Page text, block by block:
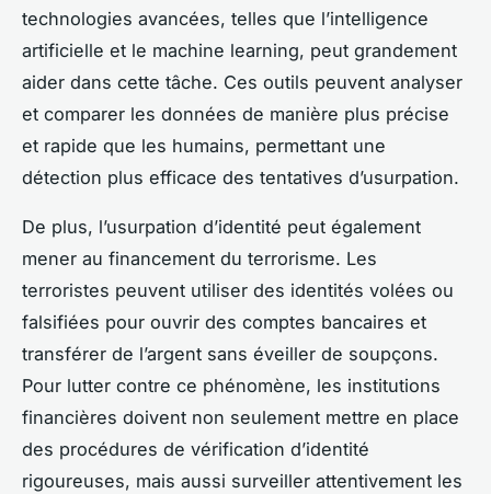
technologies avancées, telles que l’intelligence
artificielle et le machine learning, peut grandement
aider dans cette tâche. Ces outils peuvent analyser
et comparer les données de manière plus précise
et rapide que les humains, permettant une
détection plus efficace des tentatives d’usurpation.
De plus, l’usurpation d’identité peut également
mener au financement du terrorisme. Les
terroristes peuvent utiliser des identités volées ou
falsifiées pour ouvrir des comptes bancaires et
transférer de l’argent sans éveiller de soupçons.
Pour lutter contre ce phénomène, les institutions
financières doivent non seulement mettre en place
des procédures de vérification d’identité
rigoureuses, mais aussi surveiller attentivement les